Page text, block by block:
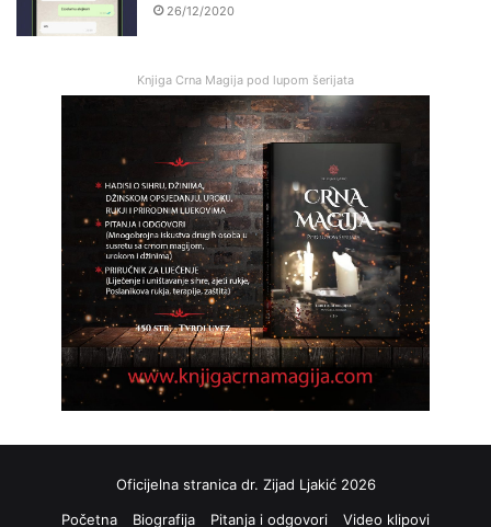
26/12/2020
Knjiga Crna Magija pod lupom šerijata
Oficijelna stranica dr. Zijad Ljakić 2026
Početna
Biografija Pitanja i odgovori Video klipovi